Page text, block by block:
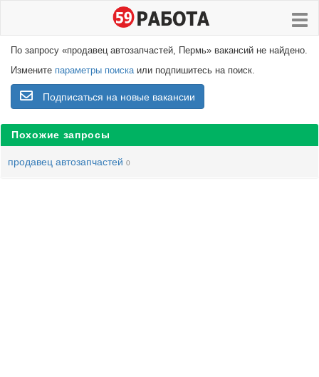
По запросу «продавец автозапчастей, Пермь» вакансий не найдено.
Измените параметры поискаили подпишитесь на поиск.
Подписаться на новые вакансии
Похожие запросы
продавец автозапчастей 0